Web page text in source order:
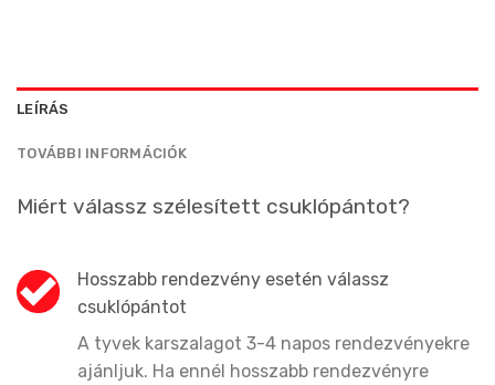
LEÍRÁS
TOVÁBBI INFORMÁCIÓK
Miért válassz szélesített csuklópántot?
Hosszabb rendezvény esetén válassz
csuklópántot
A tyvek karszalagot 3-4 napos rendezvényekre
ajánljuk. Ha ennél hosszabb rendezvényre